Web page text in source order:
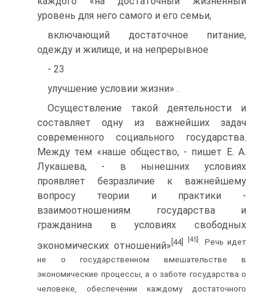
уровень для него самого и его семьи,
включающий достаточное питание,
одежду и жилище, и на непрерывное
- 23
улучшение условии жизни» .
Осуществление такой деятельности и
составляет одну из важнейших задач
современного социального государства.
Между тем «наше общество, - пишет Е. А.
Лукашева, - в нынешних условиях
проявляет безразличие к важнейшему
вопросу теории и практики -
взаимоотношениям государства и
гражданина в условиях свободных
экономических отношений» [44] [45] . Речь идет
не о государственном вмешательстве в
экономические процессы, а о заботе государства о
человеке, обеспечении каждому достаточного